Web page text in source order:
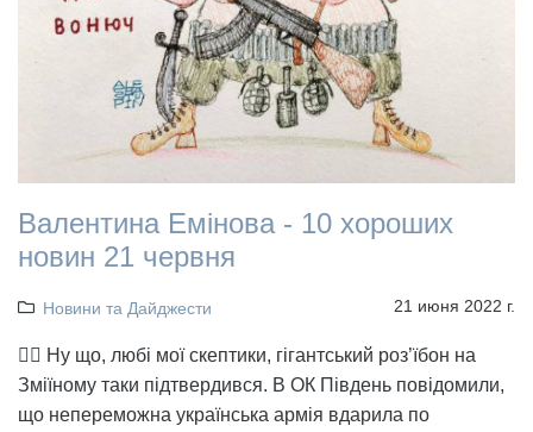
Валентина Емінова - 10 хороших
новин 21 червня
Новини та Дайджести 21 июня 2022 г.
👉🏻 Ну що, любі мої скептики, гігантський роз’їбон на
Зміїному таки підтвердився. В ОК Південь повідомили,
що непереможна українська армія вдарила по